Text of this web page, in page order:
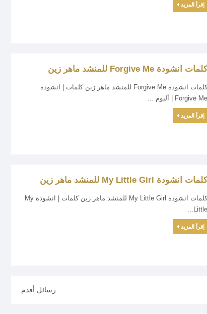
إقرأ المزيد
كلمات انشودة Forgive Me للمنشد ماهر زين
كلمات انشودة Forgive Me للمنشد ماهر زين كلمات | انشودة
Forgive Me | ألبوم ...
إقرأ المزيد
كلمات انشودة My Little Girl للمنشد ماهر زين
كلمات انشودة My Little Girl للمنشد ماهر زين كلمات | انشودة My
Little...
إقرأ المزيد
رسائل أقدم